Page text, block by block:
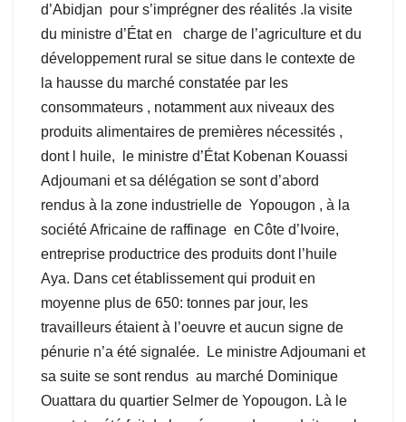
d’Abidjan pour s’imprégner des réalités .la visite
du ministre d’État en charge de l’agriculture et du
développement rural se situe dans le contexte de
la hausse du marché constatée par les
consommateurs , notamment aux niveaux des
produits alimentaires de premières nécessités ,
dont l huile, le ministre d’État Kobenan Kouassi
Adjoumani et sa délégation se sont d’abord
rendus à la zone industrielle de Yopougon , à la
société Africaine de raffinage en Côte d’Ivoire,
entreprise productrice des produits dont l’huile
Aya. Dans cet établissement qui produit en
moyenne plus de 650: tonnes par jour, les
travailleurs étaient à l’oeuvre et aucun signe de
pénurie n’a été signalée. Le ministre Adjoumani et
sa suite se sont rendus au marché Dominique
Ouattara du quartier Selmer de Yopougon. Là le